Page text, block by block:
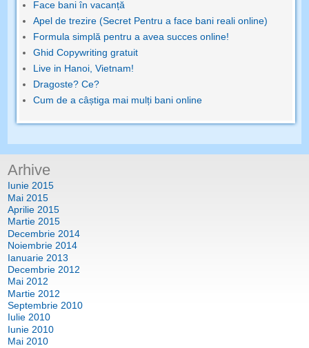
Face bani în vacanță
Apel de trezire (Secret Pentru a face bani reali online)
Formula simplă pentru a avea succes online!
Ghid Copywriting gratuit
Live in Hanoi, Vietnam!
Dragoste? Ce?
Cum de a câștiga mai mulți bani online
Arhive
Iunie 2015
Mai 2015
Aprilie 2015
Martie 2015
Decembrie 2014
Noiembrie 2014
Ianuarie 2013
Decembrie 2012
Mai 2012
Martie 2012
Septembrie 2010
Iulie 2010
Iunie 2010
Mai 2010